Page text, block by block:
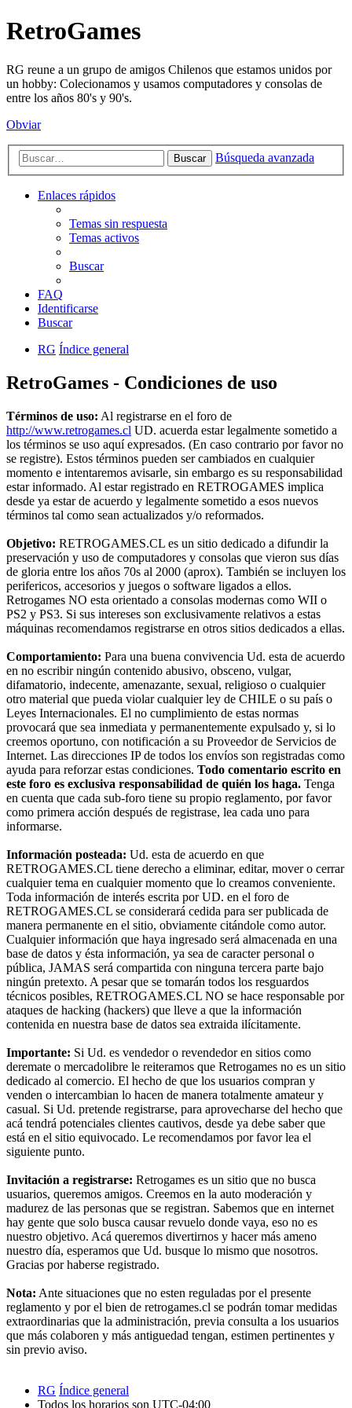
RetroGames
RG reune a un grupo de amigos Chilenos que estamos unidos por
un hobby: Colecionamos y usamos computadores y consolas de
entre los años 80's y 90's.
Obviar
Buscar Búsqueda avanzada
Enlaces rápidos
Temas sin respuesta
Temas activos
Buscar
FAQ
Identificarse
Buscar
RG Índice general
RetroGames - Condiciones de uso
Términos de uso: Al registrarse en el foro de
http://www.retrogames.cl UD. acuerda estar legalmente sometido a
los términos se uso aquí expresados. (En caso contrario por favor no
se registre). Estos términos pueden ser cambiados en cualquier
momento e intentaremos avisarle, sin embargo es su responsabilidad
estar informado. Al estar registrado en RETROGAMES implica
desde ya estar de acuerdo y legalmente sometido a esos nuevos
términos tal como sean actualizados y/o reformados.
Objetivo: RETROGAMES.CL es un sitio dedicado a difundir la
preservación y uso de computadores y consolas que vieron sus días
de gloria entre los años 70s al 2000 (aprox). También se incluyen los
perifericos, accesorios y juegos o software ligados a ellos.
Retrogames NO esta orientado a consolas modernas como WII o
PS2 y PS3. Si sus intereses son exclusivamente relativos a estas
máquinas recomendamos registrarse en otros sitios dedicados a ellas.
Comportamiento: Para una buena convivencia Ud. esta de acuerdo
en no escribir ningún contenido abusivo, obsceno, vulgar,
difamatorio, indecente, amenazante, sexual, religioso o cualquier
otro material que pueda violar cualquier ley de CHILE o su país o
Leyes Internacionales. El no cumplimiento de estas normas
provocará que sea inmediata y permanentemente expulsado y, si lo
creemos oportuno, con notificación a su Proveedor de Servicios de
Internet. Las direcciones IP de todos los envíos son registradas como
ayuda para reforzar estas condiciones. Todo comentario escrito en
este foro es exclusiva responsabilidad de quién los haga. Tenga
en cuenta que cada sub-foro tiene su propio reglamento, por favor
como primera acción después de registrase, lea cada uno para
informarse.
Información posteada: Ud. esta de acuerdo en que
RETROGAMES.CL tiene derecho a eliminar, editar, mover o cerrar
cualquier tema en cualquier momento que lo creamos conveniente.
Toda información de interés escrita por UD. en el foro de
RETROGAMES.CL se considerará cedida para ser publicada de
manera permanente en el sitio, obviamente citándole como autor.
Cualquier información que haya ingresado será almacenada en una
base de datos y ésta información, ya sea de caracter personal o
pública, JAMAS será compartida con ninguna tercera parte bajo
ningún pretexto. A pesar que se tomarán todos los resguardos
técnicos posibles, RETROGAMES.CL NO se hace responsable por
ataques de hacking (hackers) que lleve a que la información
contenida en nuestra base de datos sea extraida ilícitamente.
Importante: Si Ud. es vendedor o revendedor en sitios como
deremate o mercadolibre le reiteramos que Retrogames no es un sitio
dedicado al comercio. El hecho de que los usuarios compran y
venden o intercambian lo hacen de manera totalmente amateur y
casual. Si Ud. pretende registrarse, para aprovecharse del hecho que
acá tendrá potenciales clientes cautivos, desde ya debe saber que
está en el sitio equivocado. Le recomendamos por favor lea el
siguiente punto.
Invitación a registrarse: Retrogames es un sitio que no busca
usuarios, queremos amigos. Creemos en la auto moderación y
madurez de las personas que se registran. Sabemos que en internet
hay gente que solo busca causar revuelo donde vaya, eso no es
nuestro objetivo. Acá queremos divertirnos y hacer más ameno
nuestro día, esperamos que Ud. busque lo mismo que nosotros.
Gracias por haberse registrado.
Nota: Ante situaciones que no esten reguladas por el presente
reglamento y por el bien de retrogames.cl se podrán tomar medidas
extraordinarias que la administración, previa consulta a los usuarios
que más colaboren y más antiguedad tengan, estimen pertinentes y
sin previo aviso.
RG Índice general
Todos los horarios son UTC-04:00